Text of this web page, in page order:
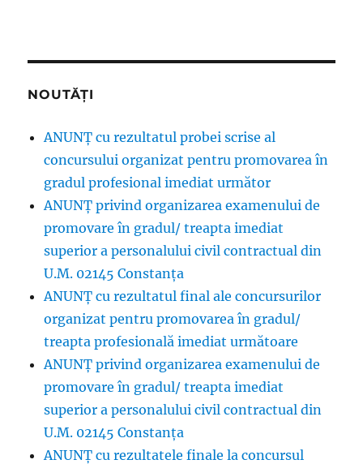
NOUTĂȚI
ANUNȚ cu rezultatul probei scrise al
concursului organizat pentru promovarea în
gradul profesional imediat următor
ANUNŢ privind organizarea examenului de
promovare în gradul/ treapta imediat
superior a personalului civil contractual din
U.M. 02145 Constanța
ANUNȚ cu rezultatul final ale concursurilor
organizat pentru promovarea în gradul/
treapta profesională imediat următoare
ANUNŢ privind organizarea examenului de
promovare în gradul/ treapta imediat
superior a personalului civil contractual din
U.M. 02145 Constanța
ANUNȚ cu rezultatele finale la concursul